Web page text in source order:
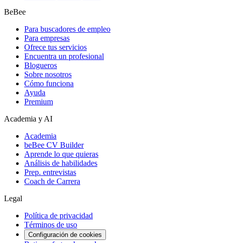
BeBee
Para buscadores de empleo
Para empresas
Ofrece tus servicios
Encuentra un profesional
Blogueros
Sobre nosotros
Cómo funciona
Ayuda
Premium
Academia y AI
Academia
beBee CV Builder
Aprende lo que quieras
Análisis de habilidades
Prep. entrevistas
Coach de Carrera
Legal
Política de privacidad
Términos de uso
Configuración de cookies